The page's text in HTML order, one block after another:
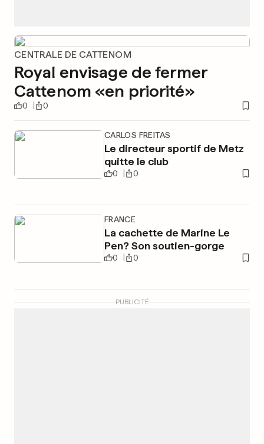
CENTRALE DE CATTENOM
Royal envisage de fermer
Cattenom «en priorité»
0 0
CARLOS FREITAS
Le directeur sportif de Metz
quitte le club
0 0
FRANCE
La cachette de Marine Le
Pen? Son soutien-gorge
0 0
PUBLICITÉ